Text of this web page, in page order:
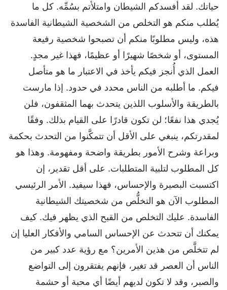
حياتك. لقد أفسدكم الشيطان وامتلأتم بسُمِّه. كل ما
يُطلب منكم هو التخلص من الشخصية الشيطانية الفاسدة
هذه، وليس مطلوبًا منكم أن تصبحوا شخصية رفيعة
المستوى، أو شخصًا شهيرًا أو عظيمًا، فهذا غير مجدٍ.
العمل الذي أُنجز فيكم يأخذ في الاعتبار ما هو متأصل
فيكم. ما أطلبه من الناس محدد في حدود. إذا مارست
بالطريقة والأسلوب اللذين يتحدث بهما المثقفون، فلن
يُجدي هذا نفعًا؛ لن تكون قادرًا على القيام بذلك. وفقًا
لمقدرتكم، ينبغي على الأقل أن تتمكَّنوا من التحدث بحكمة
وبراعة وشرح الأمور بطريقة واضحة ومفهومة. وهذا هو
كل المطلوب لتلبية المتطلبات. على أقل تقدير، إن
اكتسبت البصيرة والإحساس، فهذا سيفيد. الأمر الرئيسي
المطلوب الآن هو التخلُّص من شخصيتك الشيطانية
الفاسدة. عليك التخلص من القبح الذي يظهر فيك. كيف
يمكنك أن تتحدث عن الإحساس السامي والأفكار العليا إن
لم تتخلَّص من هذين الأمرين؟ مع رؤية عدد كبير من
الناس أن العصر قد تغير، فإنهم يفتقرون إلى التواضع
والصبر، وقد لا تكون لديهم أيضًا أي محبة أو حشمة